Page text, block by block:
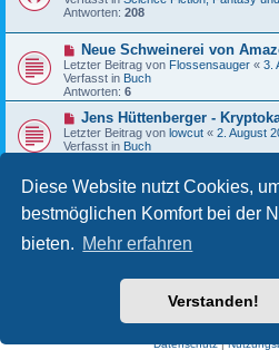
Diese Website nutzt Cookies,
bestmöglichen Komfort bei der
bieten. Mehr erfahren
Verstanden!
r
g
e
B
i
t
r
a
Antworten: 208
N
e
u
e
r
B
e
i
t
a
g
Neue Schweinerei von
Letzter Beitrag von Flossensauger « 3.
Verfasst in Buch
Antworten: 6
N
e
u
e
B
e
i
t
a
Jens Hüttenberger -
Letzter Beitrag von lowcut « 2. August
Verfasst in Buch
Die Suche ergab mehr als 1000 Treffer
Foren-Übersicht
Powered by
® Forum
Datenschutz|